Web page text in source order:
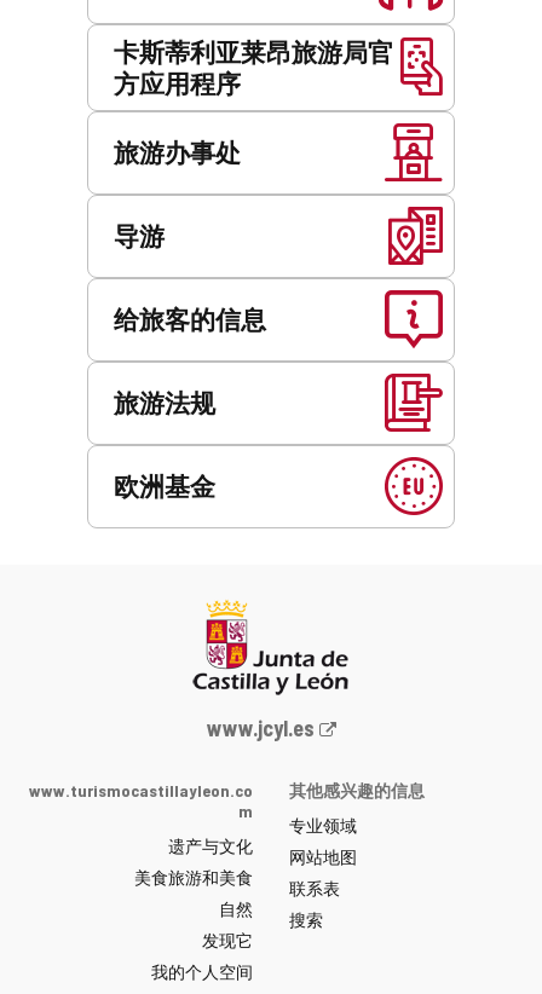
卡斯蒂利亚莱昂旅游局官
方应用程序
旅游办事处
导游
给旅客的信息
旅游法规
欧洲基金
Junta
y
León
网
站
门
户
-
www.jcyl.es
www.turismocastillayleon.co
m
遗产与文化
美食旅游和美食
自然
发现它
我的个人空间
其他感兴趣的信息
专业领域
网站地图
联系表
搜索